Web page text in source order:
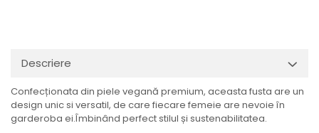
Descriere
Confecționata din piele vegană premium, aceasta fusta are un
design unic si versatil, de care fiecare femeie are nevoie în
garderoba ei.Îmbinând perfect stilul și sustenabilitatea.